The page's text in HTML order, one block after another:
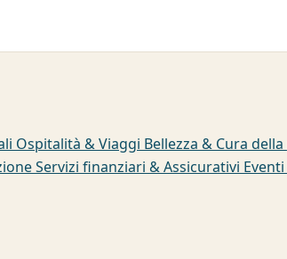
Ospitalità & Viaggi Bellezza & Cura
Servizi finanziari & Assicurativi